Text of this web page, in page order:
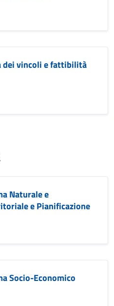
dei vincoli e fattibilità
Naturale e
e Pianificazione
Socio-Economico